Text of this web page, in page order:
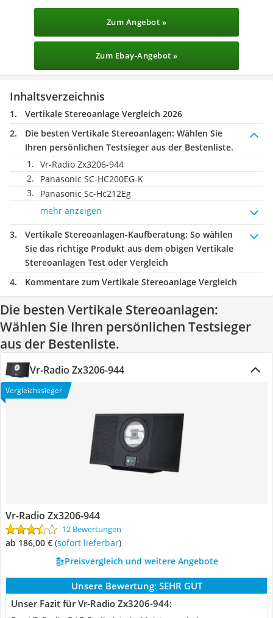
Zum Angebot »
Zum Ebay-Angebot »
Inhaltsverzeichnis
Vertikale Stereoanlage Vergleich 2026
Die besten Vertikale Stereoanlagen: Wählen Sie
Ihren persönlichen Testsieger aus der Bestenliste.
Vr-Radio Zx3206-944
Panasonic SC-HC200EG-K
Panasonic Sc-Hc212Eg
mehr anzeigen
Vertikale Stereoanlagen-Kaufberatung: So wählen
Sie das richtige Produkt aus dem obigen Vertikale
Stereoanlagen Test oder Vergleich
Kommentare zum Vertikale Stereoanlage Vergleich
Die besten Vertikale Stereoanlagen:
Wählen Sie Ihren persönlichen Testsieger
aus der Bestenliste.
Vr-Radio Zx3206-944
Vergleichssieger
Vr-Radio Zx3206-944
12 Bewertungen
ab 186,00 € ( Sofort lieferbar)
Preisvergleich und weitere Angebote
Unsere Bewertung: SEHR GUT
Unser Fazit für Vr-Radio Zx3206-944: